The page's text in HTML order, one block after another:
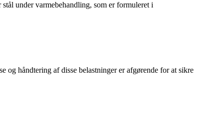
under varmebehandling, som er formuleret i
og håndtering af disse belastninger er afgørende for at sikre